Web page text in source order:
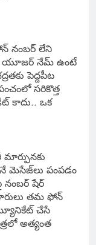
నంబర్ లేని
యూజర్ నేమ్ ఉంటే
పెద్దపీట
సరికొత్త
కాదు.. ఒక
మెసేజ్‌లు పంపడం
షేర్
తమ ఫోన్
చేసే
అత్యంత